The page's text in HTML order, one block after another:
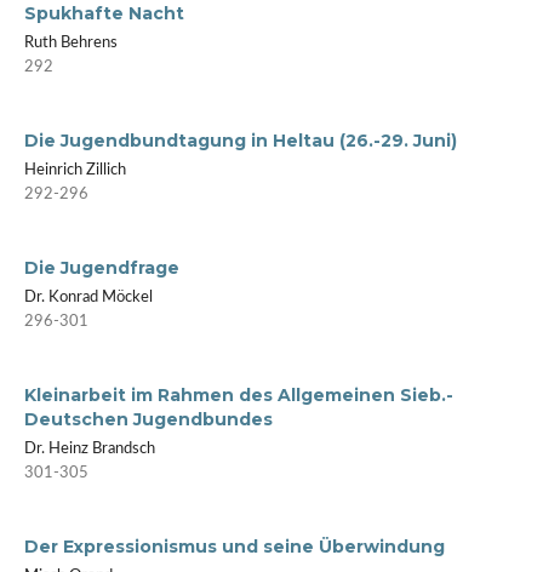
Spukhafte Nacht
Ruth Behrens
292
Die Jugendbundtagung in Heltau (26.-29. Juni)
Heinrich Zillich
292-296
Die Jugendfrage
Dr. Konrad Möckel
296-301
Kleinarbeit im Rahmen des Allgemeinen Sieb.-
Deutschen Jugendbundes
Dr. Heinz Brandsch
301-305
Der Expressionismus und seine Überwindung